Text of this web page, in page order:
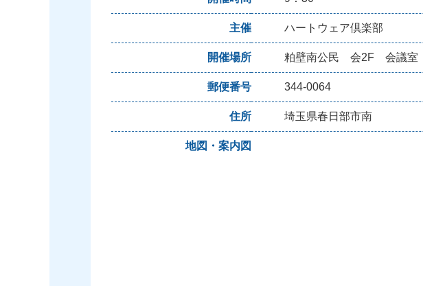
主催 ハートウェア倶楽部
開催場所 粕壁南公民 会2F 会議室
郵便番号 344-0064
住所 埼玉県春日部市南
地図・案内図